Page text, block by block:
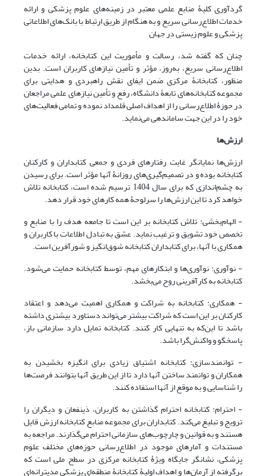
گردآوری کلیۀ منابع علمی معتبر در زمینه‌های علوم پزشکی و ارائه
خدمات اطلاع‌رسانی سریع و به هنگام از طریق ارتباط با بانک‌های اطلاعاتی
پزشکی و علوم زیستی در جهان
چنان که گفته شد، رسالت و مأموریت این کتابخانه، ارائه خدمات
اطلاع‌رسانی سریع، به‌روز، مؤثر و تأمین نیازهای ‌کاربران است. بدین
منظور، کتابخانۀ مرکزی ضمن ایفای نقش راهبردی و هدایتی برای
مجموعه کتابخانه‌های تابعۀ دانشگاه، رفع و تأمین نیازهای علمی مراجعان
در حوزۀ اطلاع‌رسانی را از اهداف اصلی قلمداد نموده و تمامی فعالیت‌های
خود را در این جهت ساماندهی می‌نماید.
ارزش‌ها
ارزش‌ها نمایانگر غایت رفتارهای فردی و جمعی کتابداران و کارکنان
کتابخانه بوده و در تصمیم‌گیری‌های روزانۀ آنها مؤثر است. برای رسیدن
به چشم‌اندازی که برای سال 1404 ترسیم شده است، کتابخانه تلاش
خواهد کرد تا این ارزش‌ها را سرلوحۀ همه کارهای خود قرار دهد.
- الهام‌بخشی: تلاش کتابخانه بر این است تا جامعه هدف را با منابع و
تخصص خود تشویق و ترغیب نماید. عشق به تبادل اطلاعات با کاربران و
همکاری با آنها، برای کتابداران کتابخانه شوق‌انگیز و شورآفرین است.
- نوآوری: نوآوری‌ها و ابتکارهای مهم، توسط کتابخانه حمایت می‌شود.
کتابخانه به کارآفرینی روح می‌بخشد.
- همکاری: کتابخانه به شراکت و همکاری اهمیت می‌دهد و اعتقاد
کارکنان بر این است که شراکت بیشتر می‌تواند دستاورد بیشتری داشته
باشد تا این‌که به تنهایی کار کنند. کتابخانه تمایل دارد سازمانی باز،
پاسخگو و واکنش‌گرا باشد.
- توانمندسازی: کتابخانه اشتیاق زیادی برای انگیزه بخشیدن به
همکاران و توانمند ‌ساختن آنها دارد تا از این طریق آنها بتوانند فرصت‌ها
را شناسایی و به موقع از آنها استفاده کنند.
- احترام: کتابخانه احترام گذاشتن به کاربران، ذینفعان و دیگران را
ترویج و تبلیغ می‌کند. کتابداران برای مجموعه منابع کتابخانه ارزش قایل
هستند و به قوانین و چارچوب‌های سازمانی احترام می‌گذارند. مراجعه به
مستندات و آمارهای موجود در اطلاع‌رسانی حوزه‌های مختلف علوم
پزشکی، نشانگر جایگاه ویژۀ کتابخانه مرکزی در سطح ملی است که
برگرفته از آرمان‌ها و اهداف اولیۀ کتابخانۀ منطقه‌ای پزشکی مدیترانه‌ای